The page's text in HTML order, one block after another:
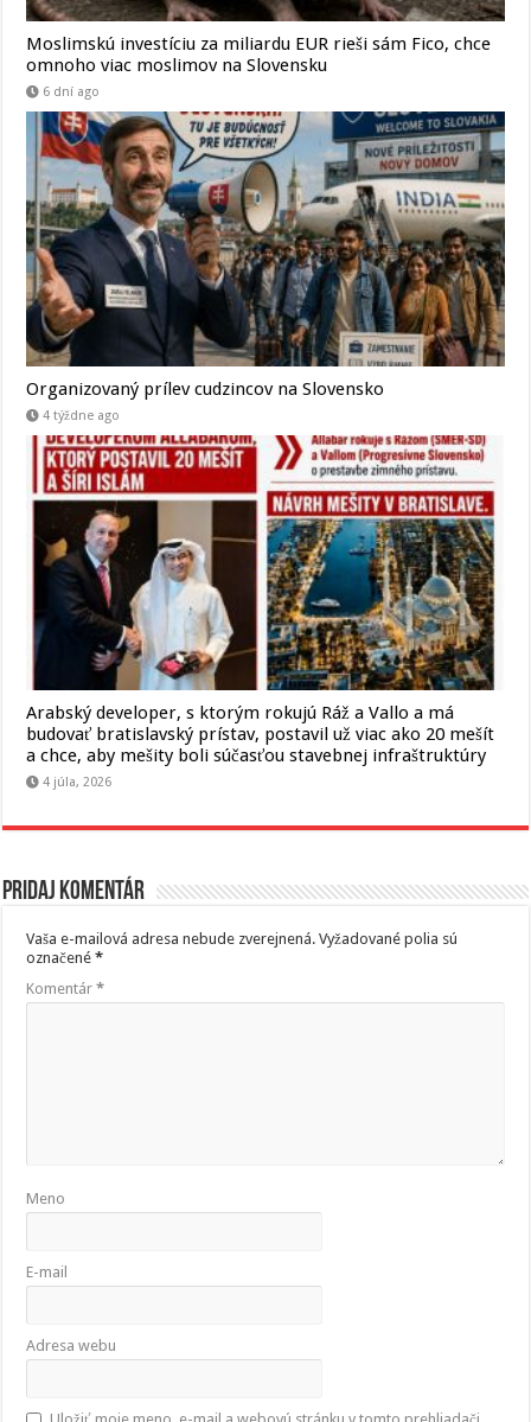
Moslimskú investíciu za miliardu EUR rieši sám Fico, chce
omnoho viac moslimov na Slovensku
6 dní ago
Organizovaný prílev cudzincov na Slovensko
4 týždne ago
Arabský developer, s ktorým rokujú Ráž a Vallo a má
budovať bratislavský prístav, postavil už viac ako 20 mešít
a chce, aby mešity boli súčasťou stavebnej infraštruktúry
4 júla, 2026
Pridaj komentár
Vaša e-mailová adresa nebude zverejnená. Vyžadované polia sú
označené*
Komentár*
Meno
E-mail
Adresa webu